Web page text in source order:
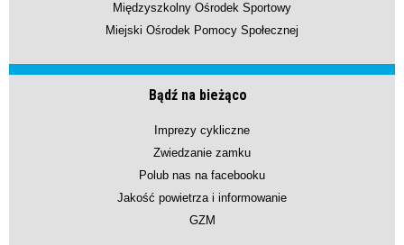
Międzyszkolny Ośrodek Sportowy
Miejski Ośrodek Pomocy Społecznej
Bądź na bieżąco
Imprezy cykliczne
Zwiedzanie zamku
Polub nas na facebooku
Jakość powietrza i informowanie
GZM